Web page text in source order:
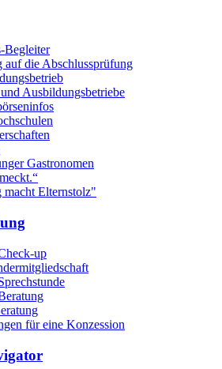
Begleiter
auf die Abschlussprüfung
Ausbildungsbetriebe
Gastronomen
Elternstolz"
up
für eine Konzession